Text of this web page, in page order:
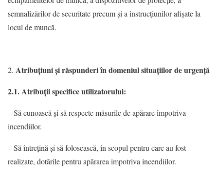
semnalizărilor de securitate precum şi a instrucţiunilor afişate la
locul de muncă.
Atribuţiuni şi răspunderi în domeniul situaţiilor de urgenţă
2.1. Atribuţii specifice utilizatorului:
– Să cunoască şi să respecte măsurile de apărare împotriva
incendiilor.
– Să întreţină şi să folosească, în scopul pentru care au fost
realizate, dotările pentru apărarea impotriva incendiilor.